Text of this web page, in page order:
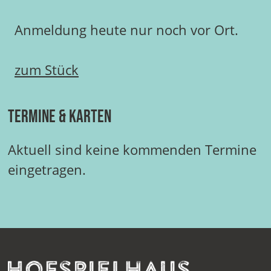
Anmeldung heute nur noch vor Ort.
zum Stück
Termine & Karten
Aktuell sind keine kommenden Termine
eingetragen.